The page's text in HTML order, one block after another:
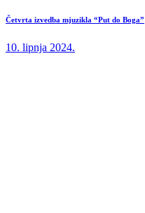
Četvrta izvedba mjuzikla “Put do Boga”
10. lipnja 2024.